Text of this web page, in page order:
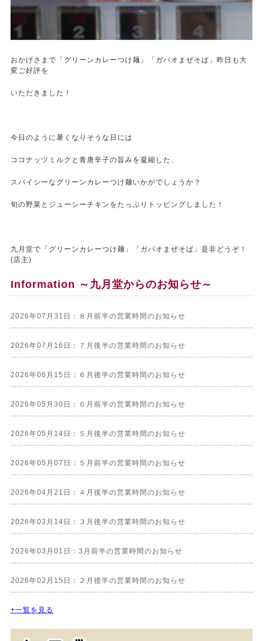
おかげさまで「グリーンカレーつけ麺」「ガパオまぜそば」昨日も大
変ご好評を
いただきました！
今日のように暑くなりそうな日には
ココナッツミルクと青唐辛子の旨みを凝縮した、
スパイシーなグリーンカレーつけ麺いかがでしょうか？
旬の野菜とジューシーチキンをたっぷりトッピングしました！
九月堂で「グリーンカレーつけ麺」「ガパオまぜそば」是非どうぞ！
(店主)
Information ～九月堂からのお知らせ～
2026年07月31日：８月前半の営業時間のお知らせ
2026年07月16日：７月後半の営業時間のお知らせ
2026年06月15日：６月後半の営業時間のお知らせ
2026年05月30日：６月前半の営業時間のお知らせ
2026年05月14日：５月後半の営業時間のお知らせ
2026年05月07日：５月前半の営業時間のお知らせ
2026年04月21日：４月後半の営業時間のお知らせ
2026年03月14日：３月後半の営業時間のお知らせ
2026年03月01日：3月前半の営業時間のお知らせ
2026年02月15日：２月後半の営業時間のお知らせ
+一覧を見る